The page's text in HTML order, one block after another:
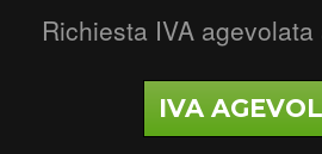
Richiesta IVA
IVA